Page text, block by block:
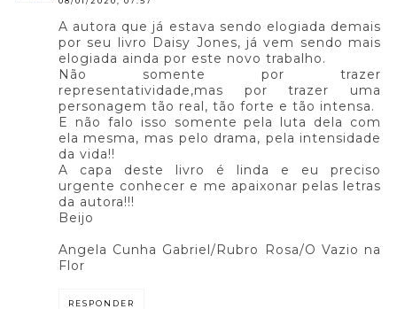
A autora que já estava sendo elogiada demais
por seu livro Daisy Jones, já vem sendo mais
elogiada ainda por este novo trabalho.
Não somente por trazer
representatividade,mas por trazer uma
personagem tão real, tão forte e tão intensa.
E não falo isso somente pela luta dela com
ela mesma, mas pelo drama, pela intensidade
da vida!!
A capa deste livro é linda e eu preciso
urgente conhecer e me apaixonar pelas letras
da autora!!!
Beijo
Angela Cunha Gabriel/Rubro Rosa/O Vazio na
Flor
RESPONDER